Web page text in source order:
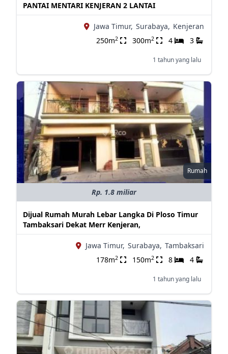
PANTAI MENTARI KENJERAN 2 LANTAI
Jawa Timur, Surabaya, Kenjeran
250m2 300m2 4 3
1 tahun yang lalu
Rumah
Rp. 1.8 miliar
Dijual Rumah Murah Lebar Langka Di Ploso Timur
Tambaksari Dekat Merr Kenjeran,
Jawa Timur, Surabaya, Tambaksari
178m2 150m2 8 4
1 tahun yang lalu